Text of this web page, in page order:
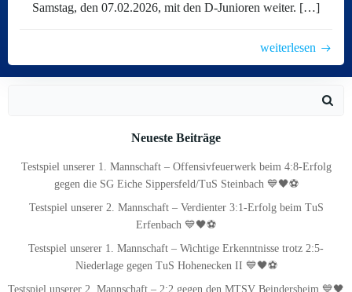
Samstag, den 07.02.2026, mit den D-Junioren weiter. […]
weiterlesen
Neueste Beiträge
Testspiel unserer 1. Mannschaft – Offensivfeuerwerk beim 4:8-Erfolg
gegen die SG Eiche Sippersfeld/TuS Steinbach 💙🖤⚽
Testspiel unserer 2. Mannschaft – Verdienter 3:1-Erfolg beim TuS
Erfenbach 💙🖤⚽
Testspiel unserer 1. Mannschaft – Wichtige Erkenntnisse trotz 2:5-
Niederlage gegen TuS Hohenecken II 💙🖤⚽
Testspiel unserer 2. Mannschaft – 2:2 gegen den MTSV Beindersheim 💙🖤